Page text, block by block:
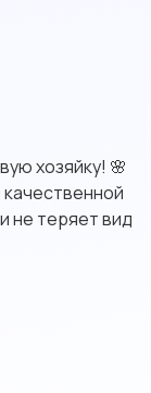
хозяйку! 🌸
не теряет вид